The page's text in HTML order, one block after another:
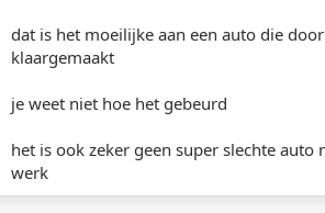
dat is het moeilijke aan een auto die
klaargemaakt
je weet niet hoe het gebeurd
het is ook zeker geen super slechte auto
werk